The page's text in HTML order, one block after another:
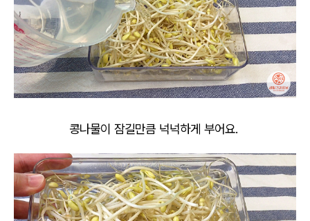
콩나물이 잠길만큼 넉넉하게 부어요.